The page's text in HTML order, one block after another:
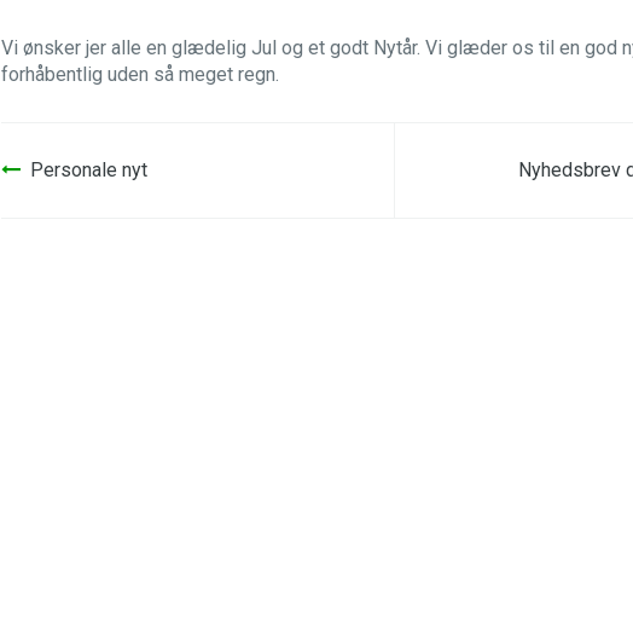
Vi ønsker jer alle en glædelig Jul og et godt Nytår. Vi glæder os til en god
forhåbentlig uden så meget regn.
Personale nyt Nyhedsbrev